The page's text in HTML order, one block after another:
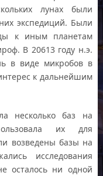
лунах были
экспедиций. Были
к иным планетам
В 20613 году н.э.
в виде микробов в
к дальнейшим
несколько баз на
их для
возведены базы на
исследования
осталось ни одной